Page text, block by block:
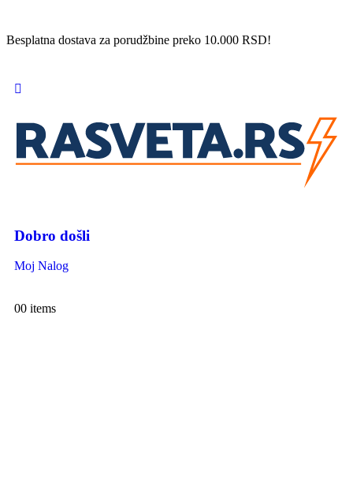
Besplatna dostava za porudžbine preko 10.000 RSD!
Dobro došli
Moj Nalog
00 items